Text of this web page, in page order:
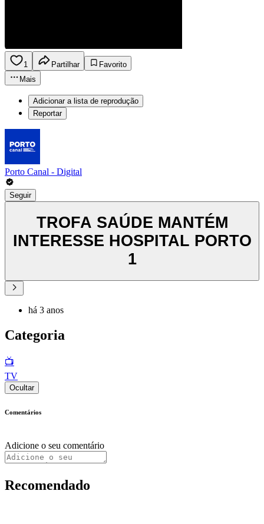
1 Partilhar
Favorito
Mais
Adicionar a lista de reprodução
Reportar
Porto Canal - Digital
Seguir
TROFA SAÚDE MANTÉM
INTERESSE HOSPITAL PORTO
1
há 3 anos
Categoria
📺
TV
Ocultar
Comentários
Adicione o seu comentário
Recomendado